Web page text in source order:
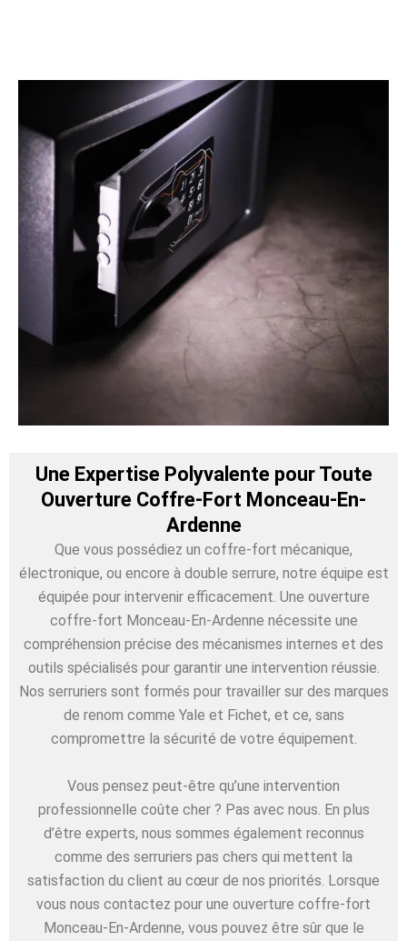
Une Expertise Polyvalente pour Toute
Ouverture Coffre-Fort Monceau-En-
Ardenne
Que vous possédiez un coffre-fort mécanique,
électronique, ou encore à double serrure, notre équipe est
équipée pour intervenir efficacement. Une ouverture
coffre-fort Monceau-En-Ardenne nécessite une
compréhension précise des mécanismes internes et des
outils spécialisés pour garantir une intervention réussie.
Nos serruriers sont formés pour travailler sur des marques
de renom comme Yale et Fichet, et ce, sans
compromettre la sécurité de votre équipement.
Vous pensez peut-être qu’une intervention
professionnelle coûte cher ? Pas avec nous. En plus
d’être experts, nous sommes également reconnus
comme des serruriers pas chers qui mettent la
satisfaction du client au cœur de nos priorités. Lorsque
vous nous contactez pour une ouverture coffre-fort
Monceau-En-Ardenne, vous pouvez être sûr que le